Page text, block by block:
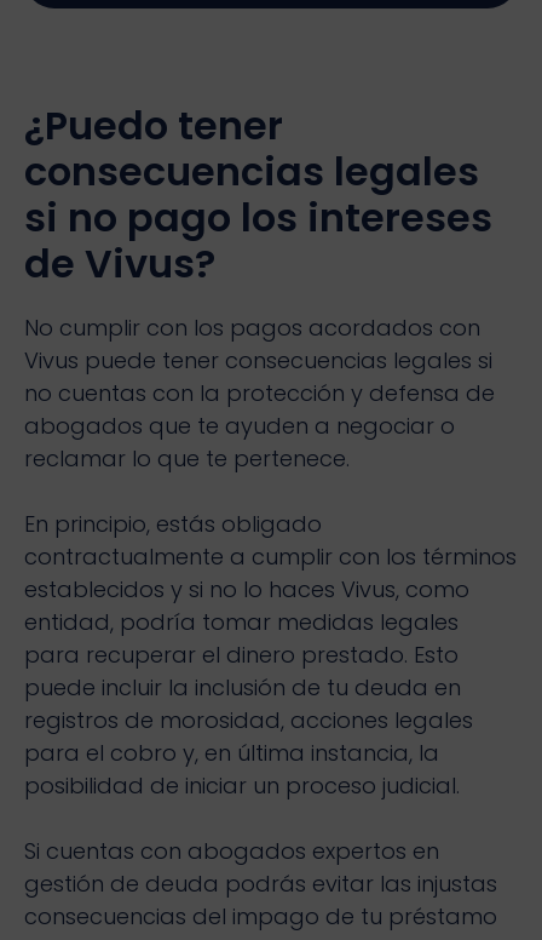
¿Puedo tener
consecuencias legales
si no pago los intereses
de Vivus?
No cumplir con los pagos acordados con
Vivus puede tener consecuencias legales si
no cuentas con la protección y defensa de
abogados que te ayuden a negociar o
reclamar lo que te pertenece.
En principio, estás obligado
contractualmente a cumplir con los términos
establecidos y si no lo haces Vivus, como
entidad, podría tomar medidas legales
para recuperar el dinero prestado. Esto
puede incluir la inclusión de tu deuda en
registros de morosidad, acciones legales
para el cobro y, en última instancia, la
posibilidad de iniciar un proceso judicial.
Si cuentas con abogados expertos en
gestión de deuda podrás evitar las injustas
consecuencias del impago de tu préstamo